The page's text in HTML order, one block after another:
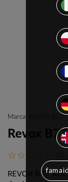
Marca: REVOX B77
Revox
REVOX B77